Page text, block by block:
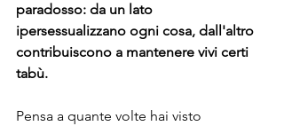
paradosso: da un lato
ipersessualizzano ogni cosa, dall'altro
contribuiscono a mantenere vivi certi
tabù.
Pensa a quante volte hai visto